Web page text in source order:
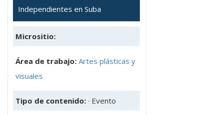
Independientes en Suba
Micrositio:
Área de trabajo: Artes plásticas y
visuales
Tipo de contenido: · Evento